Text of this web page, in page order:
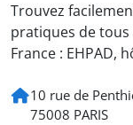
Trouvez
pratiques de tous
France : EHPAD,
10 rue de
75008 PARIS